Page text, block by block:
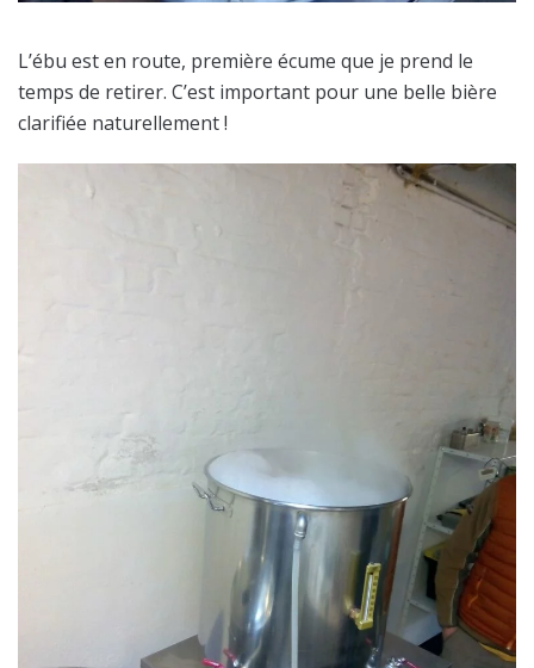
L’ébu est en route, première écume que je prend le
temps de retirer. C’est important pour une belle bière
clarifiée naturellement !